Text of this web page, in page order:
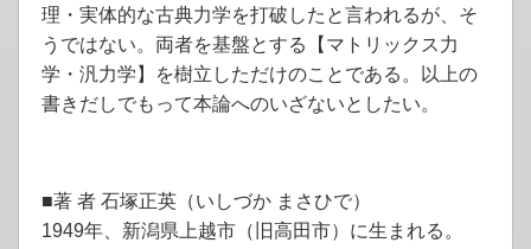
理・実体的な古典力学を打破したと言われるが、そ
うではない。両者を基盤とする【マトリックス力
学・汎力学】を樹立しただけのことである。以上の
書きだしでもって本論へのいざないとしたい。
■著 者 石塚正英（いしづか まさひで）
1949年、新潟県上越市（旧高田市）に生まれる。